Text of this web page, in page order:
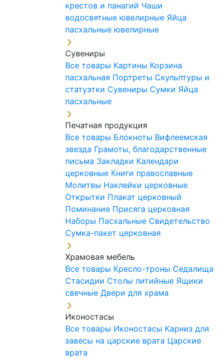
крестов и панагий Чаши
водосвятные ювелирные Яйца
пасхальные ювелирные
Сувениры
Все товары Картины Корзина
пасхальная Портреты Скульптуры и
статуэтки Сувениры Сумки Яйца
пасхальные
Печатная продукция
Все товары Блокноты Вифлеемская
звезда Грамоты, благодарственные
письма Закладки Календари
церковные Книги православные
Молитвы Наклейки церковные
Открытки Плакат церковный
Поминание Присяга церковная
Наборы Пасхальные Свидетельство
Сумка-пакет церковная
Храмовая мебель
Все товары Кресло-троны Седалища
Стасидии Столы литийные Ящики
свечные Двери для храма
Иконостасы
Все товары Иконостасы Карниз для
завесы на царские врата Царские
врата